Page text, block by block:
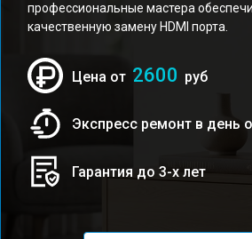
профессиональные мастера
качественную замену HDMI порта.
Цена от 2600 руб
Экспресс ремонт в день
Гарантия до 3-х лет